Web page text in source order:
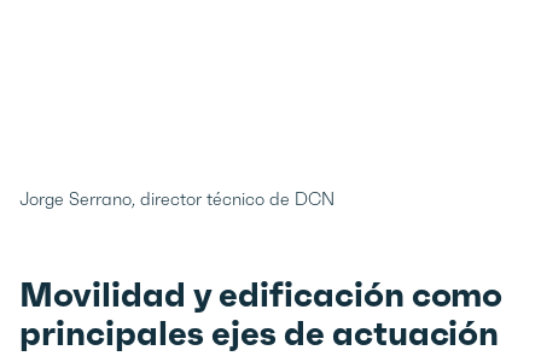
Jorge Serrano, director técnico de DCN
Movilidad y edificación como
principales ejes de actuación